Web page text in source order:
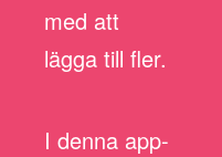
med att
lägga till fler.
I denna app-